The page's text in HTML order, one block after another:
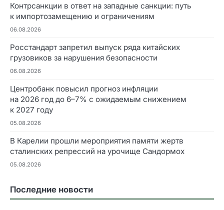
Контрсанкции в ответ на западные санкции: путь
к импортозамещению и ограничениям
06.08.2026
Росстандарт запретил выпуск ряда китайских
грузовиков за нарушения безопасности
06.08.2026
Центробанк повысил прогноз инфляции
на 2026 год до 6–7% с ожидаемым снижением
к 2027 году
05.08.2026
В Карелии прошли мероприятия памяти жертв
сталинских репрессий на урочище Сандормох
05.08.2026
Последние новости